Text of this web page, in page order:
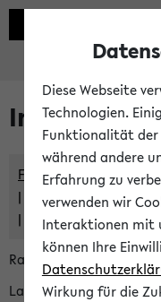
Im eKVV
Freie Räume und
Hinweise der
Raumanfragen:
Lassen Sie sich alle
Diese Webseite
Technologien.
Funktionalität der
während andere
Erfahrung zu
verwenden wir
Interaktionen mit
können Ihre
Wirkung für die